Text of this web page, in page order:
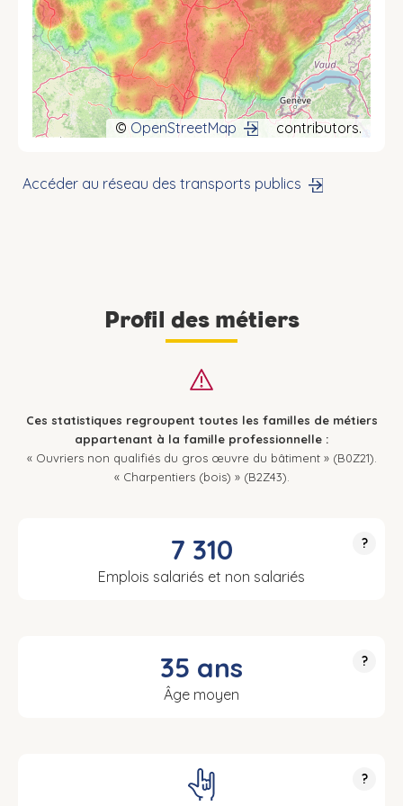
© OpenStreetMap contributors.
Accéder au réseau des transports publics
Profil des métiers
Ces statistiques regroupent toutes les familles de métiers
appartenant à la famille professionnelle :
« Ouvriers non qualifiés du gros œuvre du bâtiment » (B0Z21).
« Charpentiers (bois) » (B2Z43).
?
7 310
Emplois salariés et non salariés
?
35 ans
Âge moyen
?